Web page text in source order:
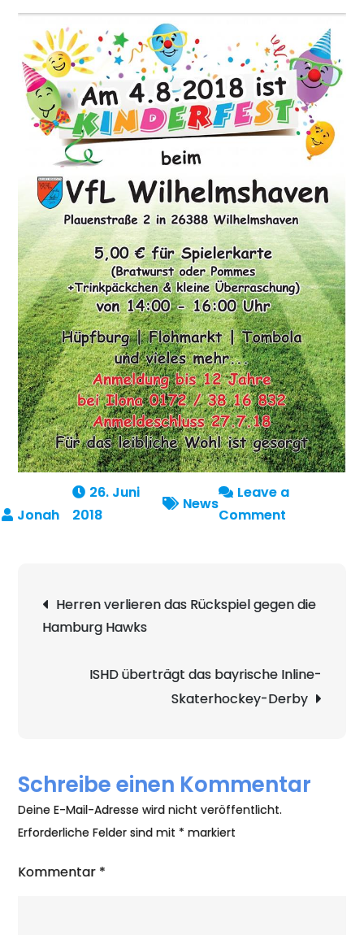
26. Juni
2018
News
Leave a
Comment
Herren verlieren das Rückspiel gegen die
Hamburg Hawks
ISHD überträgt das bayrische Inline-
Skaterhockey-Derby
Schreibe einen Kommentar
Deine E-Mail-Adresse wird nicht veröffentlicht.
Erforderliche Felder sind mit * markiert
Kommentar *